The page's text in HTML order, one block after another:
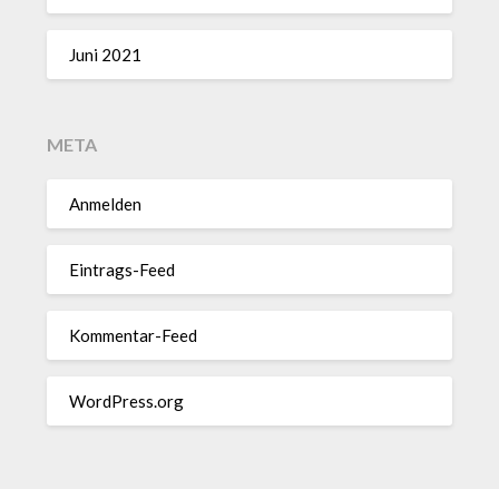
Juni 2021
META
Anmelden
Eintrags-Feed
Kommentar-Feed
WordPress.org